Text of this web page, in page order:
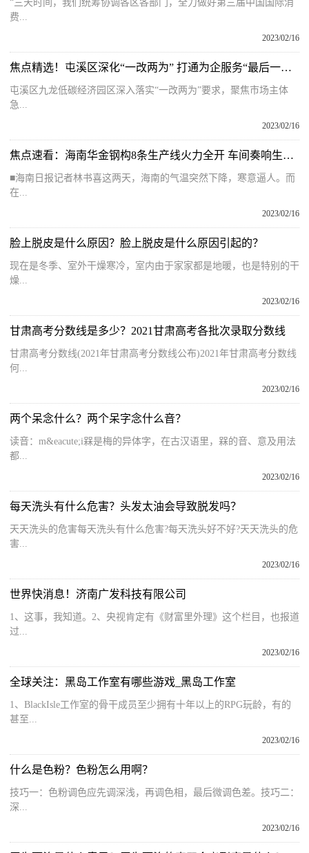
“三天时间，我们统筹协调各区各部门，全力做好第三届中国国际消
费...
2023/02/16
焦点精选！屯溪区深化“一改两为” 打通为企服务“最后一公里”
屯溪区九龙低碳经济园区深入落实“一改两为”要求，聚焦市场主体
急...
2023/02/16
焦点速看：海南华金钢构8条生产线火力全开 车间奏响生产“进行曲”
■海南日报记者林书喜这两天，海南的气温突然下降，寒意逼人。而
在...
2023/02/16
脸上脱皮是什么原因？脸上脱皮是什么原因引起的？
现在是冬季、室外干燥寒冷，室内由于家家都是地暖，也是特别的干
燥...
2023/02/16
甘肃高考分数线是多少？2021甘肃高考各批次录取分数线
甘肃高考分数线(2021年甘肃高考分数线公布)2021年甘肃高考分数线
何...
2023/02/16
两个呆念什么？两个呆字念什么音？
读音：m&eacute;i槑是梅的异体字，在古汉语里，槑的音、意及用法
都...
2023/02/16
每天洗头有什么危害？头发太油会导致脱发吗？
天天洗头的危害每天洗头有什么危害?每天洗头好不好?天天洗头的危
害...
2023/02/16
世界快消息！济南广发科技有限公司
1、这事，我知道。2、央视肯定有《财富里外理》这个栏目，也报道
过...
2023/02/16
全球关注：黑岛工作室有哪些游戏_黑岛工作室
1、BlackIsle工作室的骨干成员至少拥有十年以上的RPG玩龄，有的
甚至...
2023/02/16
什么是色粉？色粉怎么用啊？
技巧一：色粉调色应先调深浅，再调色相，最后微调色差。技巧二：
深...
2023/02/16